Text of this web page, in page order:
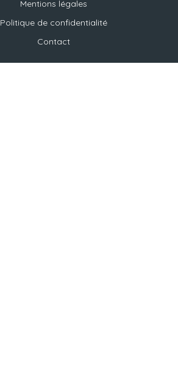
Mentions légales
Politique de confidentialité
Contact